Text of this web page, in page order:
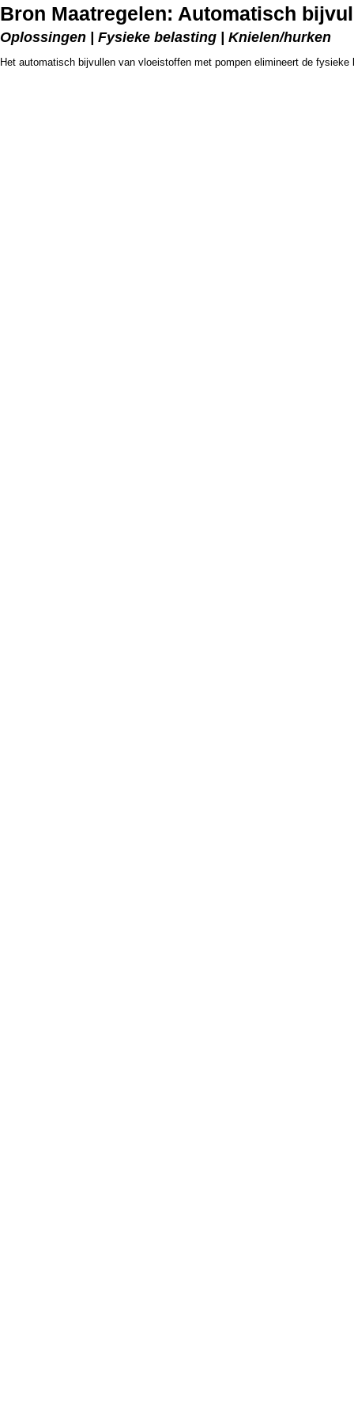
Bron Maatregelen: Automatisch
Oplossingen | Fysieke belasting | Knielen/hurken
Het automatisch bijvullen van vloeistoffen met pompen elimineert de